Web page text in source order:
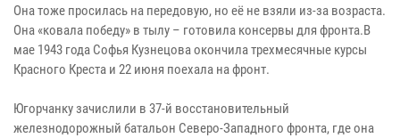
Она тоже просилась на передовую, но её не взяли из-за возраста.
Она «ковала победу» в тылу – готовила консервы для фронта.В
мае 1943 года Софья Кузнецова окончила трехмесячные курсы
Красного Креста и 22 июня поехала на фронт.
Югорчанку зачислили в 37-й восстановительный
железнодорожный батальон Северо-Западного фронта, где она